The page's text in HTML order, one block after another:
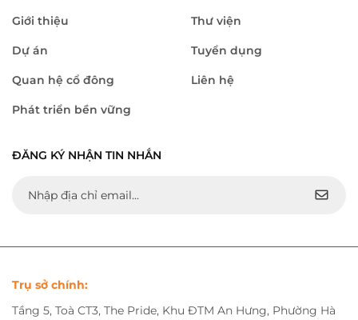
Giới thiệu
Dự án
Quan hệ cổ đông
Phát triển bền vững
Thư viện
Tuyển dụng
Liên hệ
ĐĂNG KÝ NHẬN TIN NHẮN
Trụ sở chính:
Tầng 5, Toà CT3, The Pride, Khu ĐTM An Hưng, Phường Hà